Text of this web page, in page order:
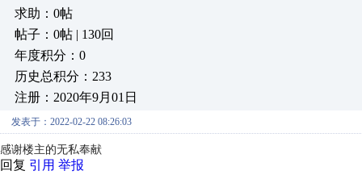
求助：0帖
帖子：0帖 | 130回
年度积分：0
历史总积分：233
注册：2020年9月01日
发表于：2022-02-22 08:26:03
感谢楼主的无私奉献
回复 引用 举报